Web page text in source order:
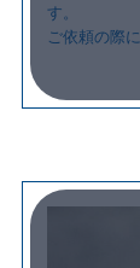
す。
ご依頼の際